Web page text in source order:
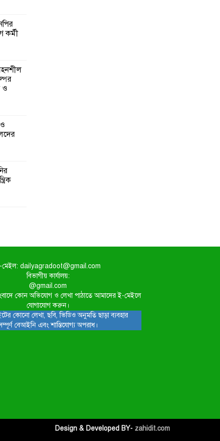
কর্মী
ও
মেইল: dailyagradoot@gmail.com
বিভাগীয় কার্যালয়:
@gmail.com
কোন অভিযোগ ও লেখা পাঠাতে আমাদের ই-মেইলে
যোগাযোগ করুন।
কোনো লেখা, ছবি, ভিডিও অনুমতি ছাড়া ব্যবহার
বেআইনি এবং শাস্তিযোগ্য অপরাধ।
Design & Developed BY- zahidit.com